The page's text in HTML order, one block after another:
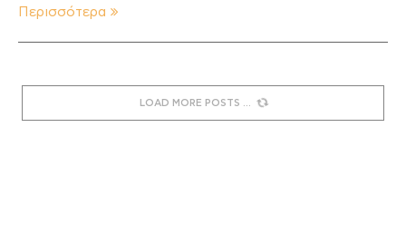
Περισσότερα
LOAD MORE POSTS